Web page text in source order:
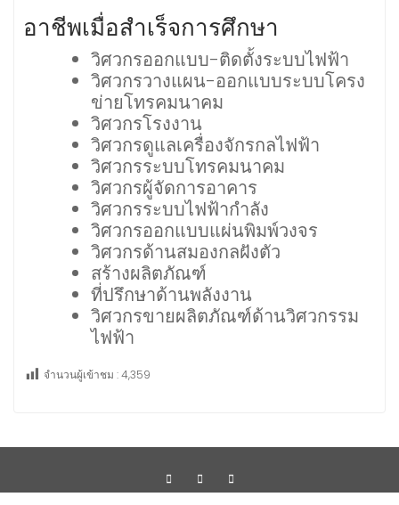
อาชีพเมื่อสำเร็จการศึกษา
วิศวกรออกแบบ-ติดตั้งระบบไฟฟ้า
วิศวกรวางแผน-ออกแบบระบบโครง
ข่ายโทรคมนาคม
วิศวกรโรงงาน
วิศวกรดูแลเครื่องจักรกลไฟฟ้า
วิศวกรระบบโทรคมนาคม
วิศวกรผู้จัดการอาคาร
วิศวกรระบบไฟฟ้ากำลัง
วิศวกรออกแบบแผ่นพิมพ์วงจร
วิศวกรด้านสมองกลฝังตัว
สร้างผลิตภัณฑ์
ที่ปรึกษาด้านพลังงาน
วิศวกรขายผลิตภัณฑ์ด้านวิศวกรรม
ไฟฟ้า
จำนวนผู้เข้าชม :4,359